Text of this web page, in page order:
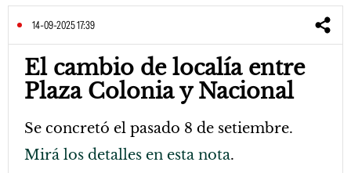
14-09-2025 17:39
El cambio de localía entre
Plaza Colonia y Nacional
Se concretó el pasado 8 de setiembre.
Mirá los detalles en esta nota.